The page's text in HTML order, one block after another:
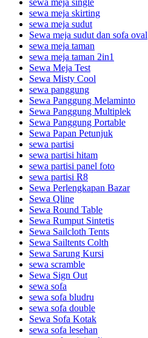
sewa meja single
sewa meja skirting
sewa meja sudut
Sewa meja sudut dan sofa oval
sewa meja taman
sewa meja taman 2in1
Sewa Meja Test
Sewa Misty Cool
sewa panggung
Sewa Panggung Melaminto
Sewa Panggung Multiplek
Sewa Panggung Portable
Sewa Papan Petunjuk
sewa partisi
sewa partisi hitam
sewa partisi panel foto
sewa partisi R8
Sewa Perlengkapan Bazar
Sewa Qline
Sewa Round Table
Sewa Rumput Sintetis
Sewa Sailcloth Tents
Sewa Sailtents Colth
Sewa Sarung Kursi
sewa scramble
Sewa Sign Out
sewa sofa
sewa sofa bludru
sewa sofa double
Sewa Sofa Kotak
sewa sofa lesehan